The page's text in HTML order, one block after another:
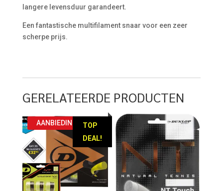
langere levensduur garandeert.
Een fantastische multifilament snaar voor een zeer
scherpe prijs.
GERELATEERDE PRODUCTEN
TOP
DEAL!
AANBIEDING!